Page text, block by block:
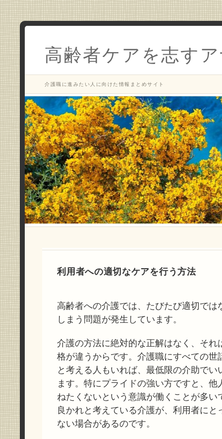
高齢者ケアを志す
介護職に進みたい人に向けた情報まとめサイト
利用者への適切なケアを行う方法
高齢者への介護では、たびたび適切では
しまう問題が発生しています。
介護の方法に絶対的な正解はなく、それ
格が違うからです。介護職にすべての世
と考える人もいれば、最低限の介助でい
ます。特にプライドの強い方ですと、他
ねたくないという意識が働くことが多い
良かれと考えている介護が、利用者にと
ない場合があるのです。